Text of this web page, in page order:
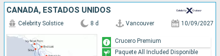
CANADÁ, ESTADOS UNIDOS
Celebrity Solstice 8 d Vancouver 10/09/2027
Crucero Premium
Paquete All Included Disponible